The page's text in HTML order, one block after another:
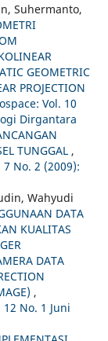
Suhermanto,
GEOMETRIC
PROJECTION
Vol. 10
Dirgantara
TUNGGAL ,
No. 2 (2009):
Wahyudi
DATA
KUALITAS
DATA
,
No. 1 Juni